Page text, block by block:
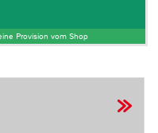
Provision vom Shop